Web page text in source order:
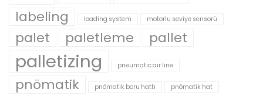
labeling loading system motorlu seviye sensorü
palet paletleme pallet
palletizing pneumatic air line
pnömatik pnömatik boru hattı
pnömatik hat